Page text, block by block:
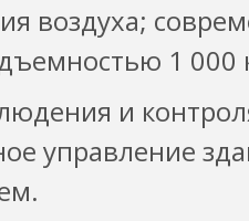
воздуха;
1 000
и
управление